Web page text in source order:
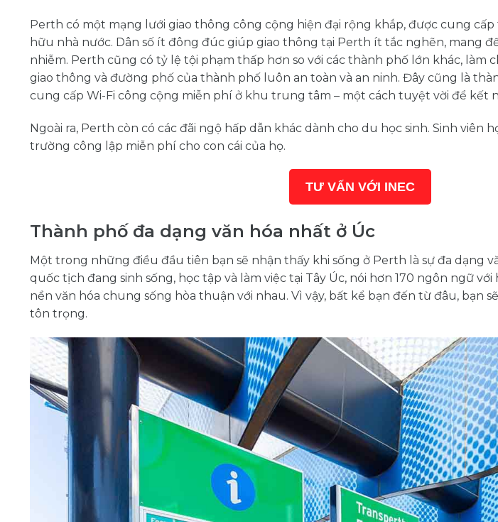
Perth có một mạng lưới giao thông công cộng hiện đại rộng khắp, được cung
hữu nhà nước. Dân số ít đông đúc giúp giao thông tại Perth ít tắc nghẽn, mang
nhiễm. Perth cũng có tỷ lệ tội phạm thấp hơn so với các thành phố lớn khác, làm
giao thông và đường phố của thành phố luôn an toàn và an ninh. Đây cũng là
cung cấp Wi-Fi công cộng miễn phí ở khu trung tâm – một cách tuyệt vời để kết
Ngoài ra, Perth còn có các đãi ngộ hấp dẫn khác dành cho du học sinh. Sinh viên
trường công lập miễn phí cho con cái của họ.
TƯ VẤN VỚI INEC
Thành phố đa dạng văn hóa nhất ở Úc
Một trong những điều đầu tiên bạn sẽ nhận thấy khi sống ở Perth là sự đa dạng
quốc tịch đang sinh sống, học tập và làm việc tại Tây Úc, nói hơn 170 ngôn ngữ với
nền văn hóa chung sống hòa thuận với nhau. Vì vậy, bất kể bạn đến từ đâu, bạn
tôn trọng.